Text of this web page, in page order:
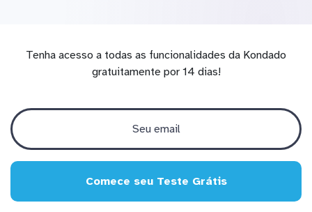
Tenha acesso a todas as funcionalidades da Kondado
gratuitamente por 14 dias!
Comece seu Teste Grátis